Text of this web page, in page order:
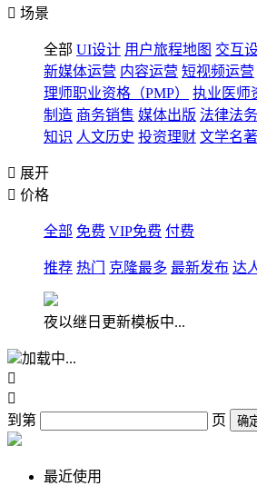
 场景
全部 UI设计 用户旅程地图 交互
新媒体运营 内容运营 短视频运营
理师职业资格（PMP）
执业医师
制造 商务销售 媒体出版 法律法务
知识 人文历史 投资理财 文学名著
 展开
 价格
全部 免费 VIP免费 付费
推荐 热门 克隆最多 最新发布 达
夜以继日更新模板中...
加载中...


到第
页 确
最近使用